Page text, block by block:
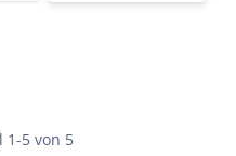
1-5 von 5